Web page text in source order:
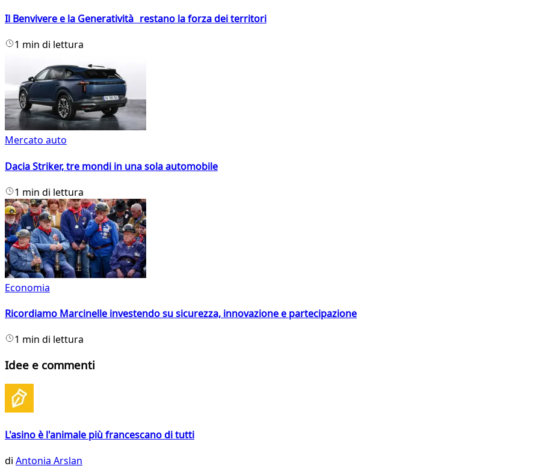
Il Benvivere e la Generatività restano la forza dei territori
1 min di lettura
Mercato auto
Dacia Striker, tre mondi in una sola automobile
1 min di lettura
Economia
Ricordiamo Marcinelle investendo su sicurezza, innovazione e partecipazione
1 min di lettura
Idee e commenti
L'asino è l'animale più francescano di tutti
di Antonia Arslan